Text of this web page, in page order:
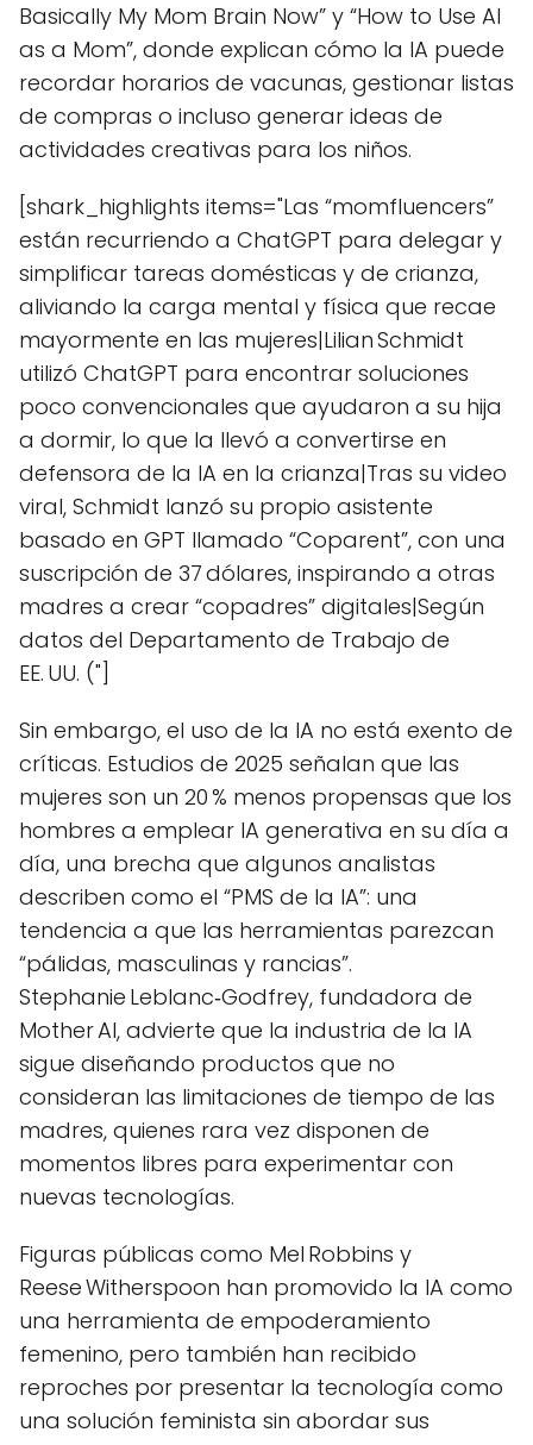
Basically My Mom Brain Now” y “How to Use AI
as a Mom”, donde explican cómo la IA puede
recordar horarios de vacunas, gestionar listas
de compras o incluso generar ideas de
actividades creativas para los niños.
[shark_highlights items="Las “momfluencers”
están recurriendo a ChatGPT para delegar y
simplificar tareas domésticas y de crianza,
aliviando la carga mental y física que recae
mayormente en las mujeres|Lilian Schmidt
utilizó ChatGPT para encontrar soluciones
poco convencionales que ayudaron a su hija
a dormir, lo que la llevó a convertirse en
defensora de la IA en la crianza|Tras su video
viral, Schmidt lanzó su propio asistente
basado en GPT llamado “Coparent”, con una
suscripción de 37 dólares, inspirando a otras
madres a crear “copadres” digitales|Según
datos del Departamento de Trabajo de
EE. UU. ("]
Sin embargo, el uso de la IA no está exento de
críticas. Estudios de 2025 señalan que las
mujeres son un 20 % menos propensas que los
hombres a emplear IA generativa en su día a
día, una brecha que algunos analistas
describen como el “PMS de la IA”: una
tendencia a que las herramientas parezcan
“pálidas, masculinas y rancias”.
Stephanie Leblanc‑Godfrey, fundadora de
Mother AI, advierte que la industria de la IA
sigue diseñando productos que no
consideran las limitaciones de tiempo de las
madres, quienes rara vez disponen de
momentos libres para experimentar con
nuevas tecnologías.
Figuras públicas como Mel Robbins y
Reese Witherspoon han promovido la IA como
una herramienta de empoderamiento
femenino, pero también han recibido
reproches por presentar la tecnología como
una solución feminista sin abordar sus